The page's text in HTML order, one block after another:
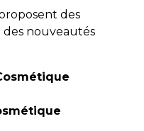
des
nouveautés